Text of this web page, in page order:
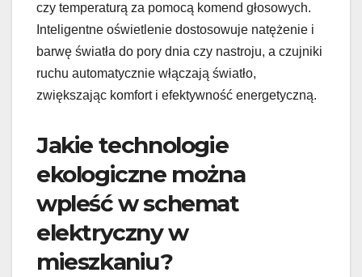
czy temperaturą za pomocą komend głosowych.
Inteligentne oświetlenie dostosowuje natężenie i
barwę światła do pory dnia czy nastroju, a czujniki
ruchu automatycznie włączają światło,
zwiększając komfort i efektywność energetyczną.
Jakie technologie
ekologiczne można
wpleść w schemat
elektryczny w
mieszkaniu?